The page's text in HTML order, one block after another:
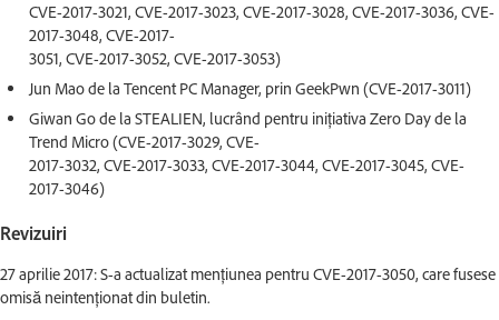
CVE-2017-3021, CVE-2017-3023, CVE-2017-3028, CVE-2017-3036, CVE-
2017-3048, CVE-2017-
3051, CVE-2017-3052, CVE-2017-3053)
Jun Mao de la Tencent PC Manager, prin GeekPwn (CVE-2017-3011)
Giwan Go de la STEALIEN, lucrând pentru inițiativa Zero Day de la
Trend Micro (CVE-2017-3029, CVE-
2017-3032, CVE-2017-3033, CVE-2017-3044, CVE-2017-3045, CVE-
2017-3046)
Revizuiri
27 aprilie 2017: S-a actualizat mențiunea pentru CVE-2017-3050, care fusese
omisă neintenționat din buletin.